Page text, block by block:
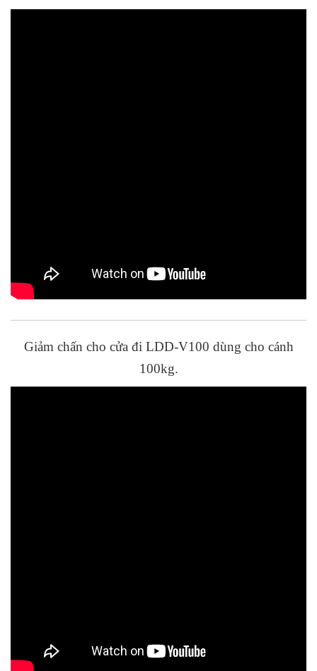
Giảm chấn cho cửa đi LDD-V100 dùng cho cánh
100kg.